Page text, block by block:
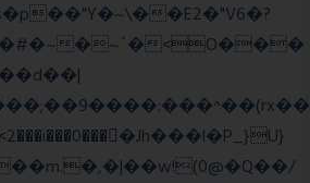
�E2�"V6�?
�~`�<O���
;��9����:���^��(rx��